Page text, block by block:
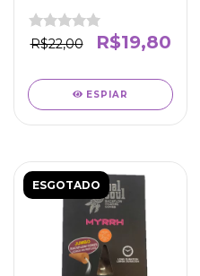
R$22,00 R$19,80
ESPIAR
ESGOTADO